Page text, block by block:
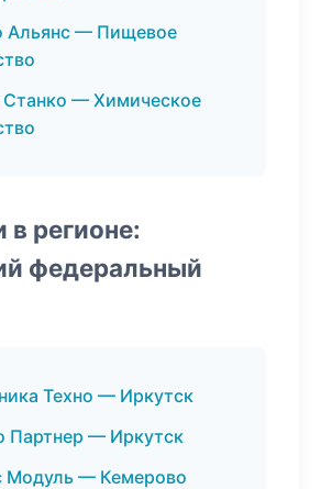
Альянс — Пищевое
— Химическое
в регионе:
федеральный
Техно — Иркутск
Партнер — Иркутск
Модуль — Кемерово